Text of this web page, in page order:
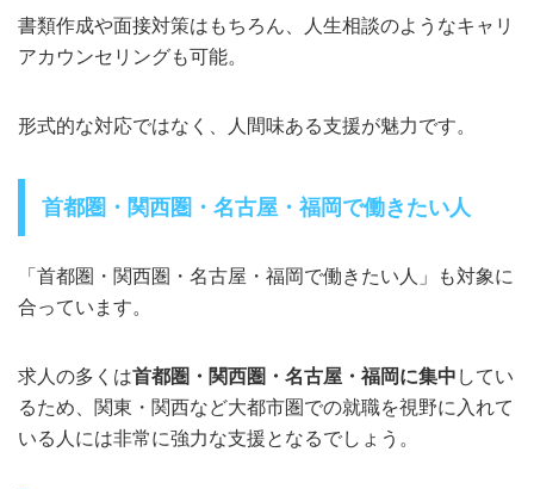
書類作成や面接対策はもちろん、人生相談のようなキャリ
アカウンセリングも可能。
形式的な対応ではなく、人間味ある支援が魅力です。
首都圏・関西圏・名古屋・福岡で働きたい人
「首都圏・関西圏・名古屋・福岡で働きたい人」も対象に
合っています。
求人の多くは首都圏・関西圏・名古屋・福岡に集中 してい
るため、関東・関西など大都市圏での就職を視野に入れて
いる人には非常に強力な支援となるでしょう。